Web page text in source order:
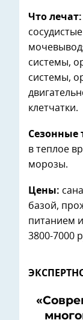
Что лечат:
системы,
системы,
клетчатки.
Сезонные
в теплое
морозы.
Цены:
базой,
питанием
3800-7000